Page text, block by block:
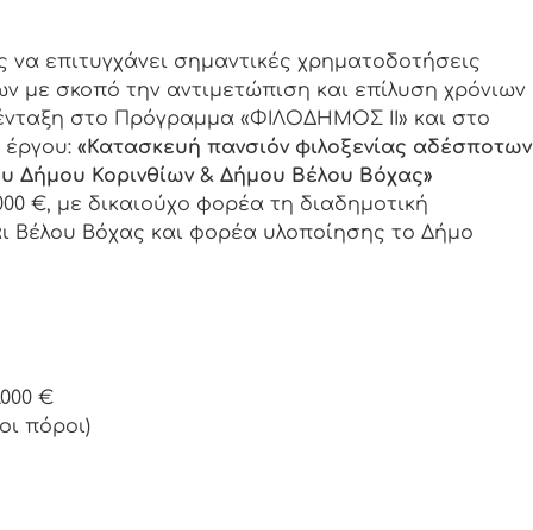
να επιτυγχάνει σημαντικές χρηματοδοτήσεις
με σκοπό την αντιμετώπιση και επίλυση χρόνιων
στο Πρόγραμμα «ΦΙΛΟΔΗΜΟΣ ΙΙ» και στο
έργου: «Κατασκευή πανσιόν φιλοξενίας αδέσποτων
Δήμου Κορινθίων & Δήμου Βέλου Βόχας»
€, με δικαιούχο φορέα τη διαδημοτική
Βέλου Βόχας και φορέα υλοποίησης το Δήμο
€
πόροι)